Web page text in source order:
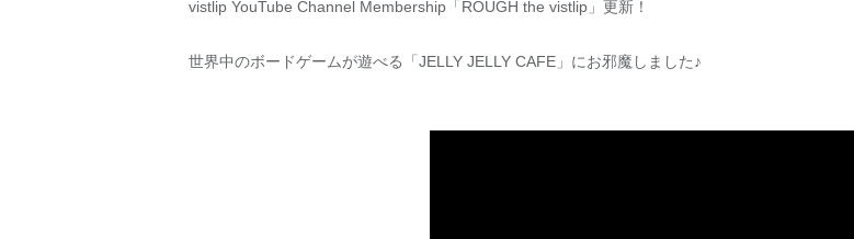
vistlip YouTube Channel Membership「ROUGH the vistlip」更新！
世界中のボードゲームが遊べる「JELLY JELLY CAFE」にお邪魔しました♪